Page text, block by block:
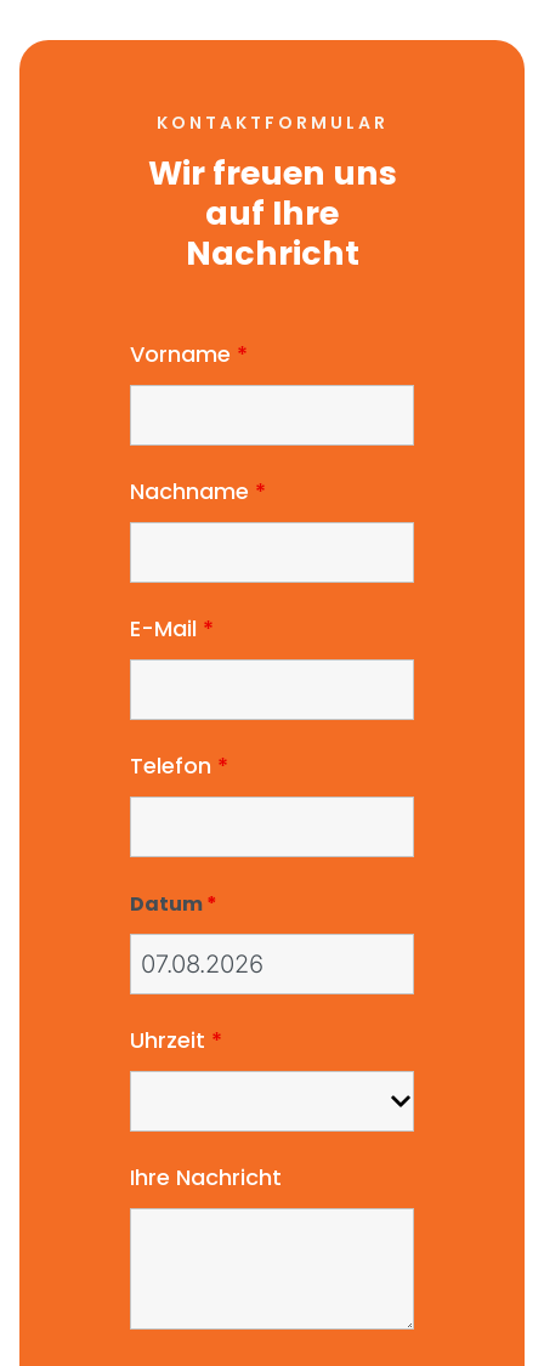
KONTAKTFORMULAR
Wir freuen uns
auf Ihre
Nachricht
Vorname *
Nachname *
E-Mail *
Telefon *
Datum*
Uhrzeit *
Ihre Nachricht